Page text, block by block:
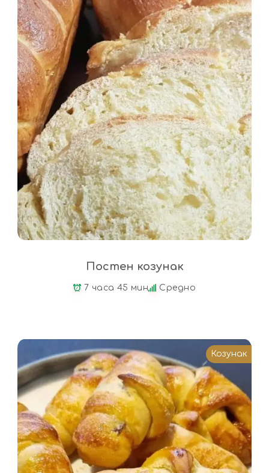
Постен козунак
7 часа 45 мин Средно
Козунак